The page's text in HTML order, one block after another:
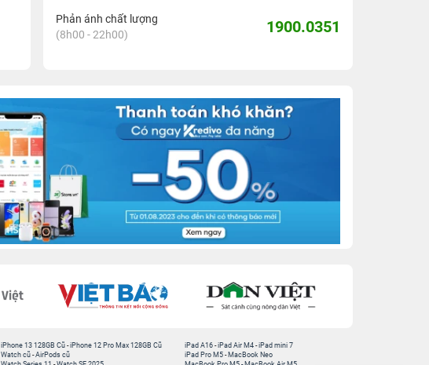
Phản ánh chất lượng
(8h00 - 22h00)
1900.0351
iPhone 13 128GB Cũ -iPhone 12 Pro Max 128GB Cũ
Watch cũ -AirPods cũ
iPad A16 -iPad Air M4 -iPad mini 7
iPad Pro M5 - MacBook Neo